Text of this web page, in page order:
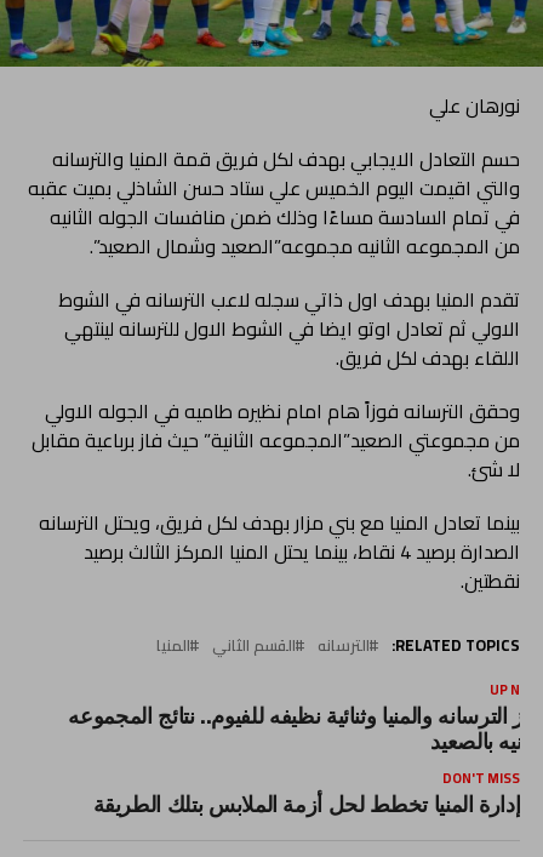
نورهان علي
حسم التعادل الايجابي بهدف لكل فريق قمة المنيا والترسانه
والتي اقيمت اليوم الخميس علي ستاد حسن الشاذلي بميت عقبه
في تمام السادسة مساءًا وذلك ضمن منافسات الجوله الثانيه
من المجموعه الثانيه مجموعه”الصعيد وشمال الصعيد”.
تقدم المنيا بهدف اول ذاتي سجله لاعب الترسانه في الشوط
الاولي ثم تعادل اوتو ايضا في الشوط الاول للترسانه لينتهي
اللقاء بهدف لكل فريق.
وحقق الترسانه فوزاً هام امام نظيره طاميه في الجوله الاولي
من مجموعتي الصعيد”المجموعه الثانية” حيث فاز برباعية مقابل
لا شئ.
بينما تعادل المنيا مع بني مزار بهدف لكل فريق، ويحتل الترسانه
الصدارة برصيد 4 نقاط، بينما يحتل المنيا المركز الثالث برصيد
نقطتين.
RELATED TOPICS: الترسانه القسم الثاني المنيا
UP
الترسانه والمنيا وثنائية نظيفه للفيوم.. نتائج المجموعه
بالصعيد
DON'T MISS
إدارة المنيا تخطط لحل أزمة الملابس بتلك الطريقة